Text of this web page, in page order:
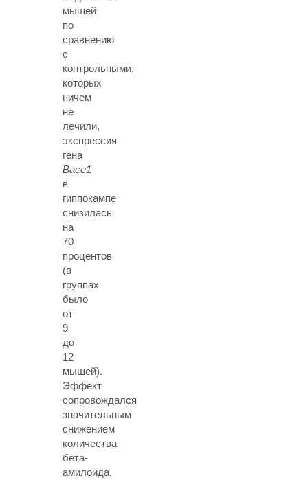
мышей
по
сравнению
с
контрольными,
которых
ничем
не
лечили,
экспрессия
гена
Bace1
в
гиппокампе
снизилась
на
70
процентов
(в
группах
было
от
9
до
12
мышей).
Эффект
сопровождался
значительным
снижением
количества
бета-
амилоида.